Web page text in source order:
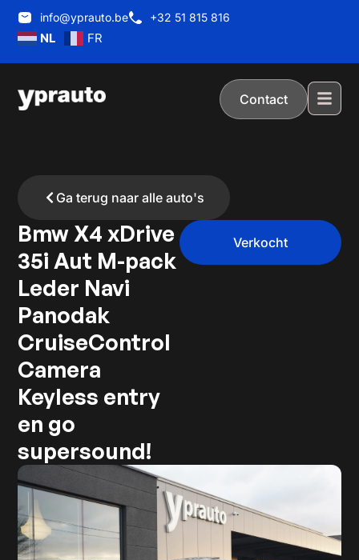
info@yprauto.be +32 51 815 816
NL FR
Contact
Ga terug naar alle auto's
Bmw X4 xDrive
35i Aut M-pack
Leder Navi
Panodak
CruiseControl
Camera
Keyless entry
en go
supersound!
Verkocht